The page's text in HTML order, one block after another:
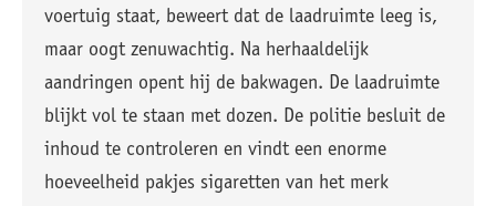
voertuig staat, beweert dat de laadruimte leeg is,
maar oogt zenuwachtig. Na herhaaldelijk
aandringen opent hij de bakwagen. De laadruimte
blijkt vol te staan met dozen. De politie besluit de
inhoud te controleren en vindt een enorme
hoeveelheid pakjes sigaretten van het merk